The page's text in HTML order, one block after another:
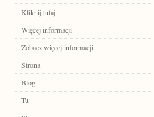
Kliknij tutaj
Więcej informacji
Zobacz więcej informacji
Strona
Blog
Tu